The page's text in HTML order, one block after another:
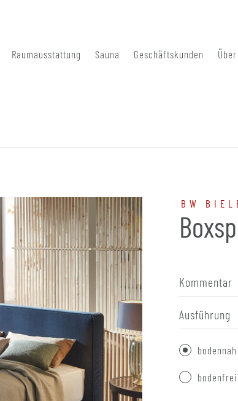
Raumausstattung Sauna Geschäftskunden
BW
Kommentar
Ausführung
bodennah
bodenfrei